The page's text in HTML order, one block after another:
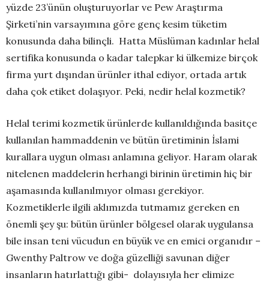
yüzde 23’ünün oluşturuyorlar ve Pew Araştırma
Şirketi’nin varsayımına göre genç kesim tüketim
konusunda daha bilinçli. Hatta Müslüman kadınlar helal
sertifika konusunda o kadar talepkar ki ülkemize birçok
firma yurt dışından ürünler ithal ediyor, ortada artık
daha çok etiket dolaşıyor. Peki, nedir helal kozmetik?
Helal terimi kozmetik ürünlerde kullanıldığında basitçe
kullanılan hammaddenin ve bütün üretiminin İslami
kurallara uygun olması anlamına geliyor. Haram olarak
nitelenen maddelerin herhangi birinin üretimin hiç bir
aşamasında kullanılmıyor olması gerekiyor.
Kozmetiklerle ilgili aklımızda tutmamız gereken en
önemli şey şu: bütün ürünler bölgesel olarak uygulansa
bile insan teni vücudun en büyük ve en emici organıdır –
Gwenthy Paltrow ve doğa güzelliği savunan diğer
insanların hatırlattığı gibi- dolayısıyla her elimize